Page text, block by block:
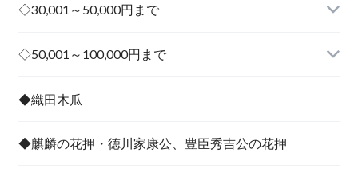
その他
◇30,001～50,000円まで
その他
◇50,001～100,000円まで
◆織田木瓜
◆麒麟の花押・徳川家康公、豊臣秀吉公の花押